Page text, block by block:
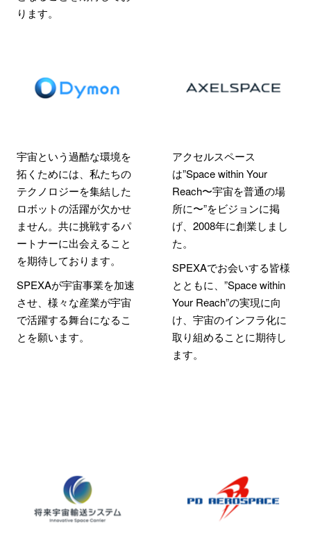
ります。
宇宙という過酷な環境を
拓くためには、私たちの
テクノロジーを集結した
ロボットの活躍が欠かせ
ません。共に挑戦するパ
ートナーに出会えること
を期待しております。
SPEXAが宇宙事業を加速
させ、様々な産業が宇宙
で活躍する舞台になるこ
とを願います。
アクセルスペース
は”Space within Your
Reach〜宇宙を普通の場
所に〜”をビジョンに掲
げ、2008年に創業しまし
た。
SPEXAでお会いする皆様
とともに、”Space within
Your Reach”の実現に向
け、宇宙のインフラ化に
取り組めることに期待し
ます。